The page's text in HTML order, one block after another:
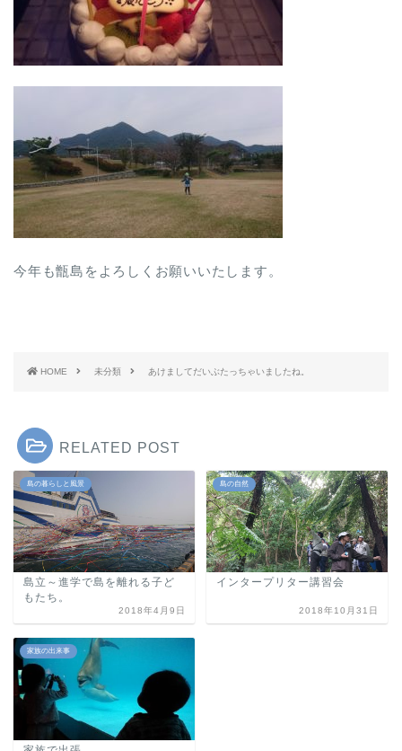
今年も甑島をよろしくお願いいたします。
HOME 未分類 あけましてだいぶたっちゃいましたね。
RELATED POST
島の暮らしと風景
島立～進学で島を離れる子ど
もたち。
2018年4月9日
島の自然
インタープリター講習会
2018年10月31日
家族の出来事